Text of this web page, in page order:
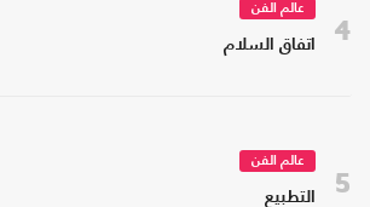
4
عالم الفن
اتفاق السلام
5
عالم الفن
التطبيع